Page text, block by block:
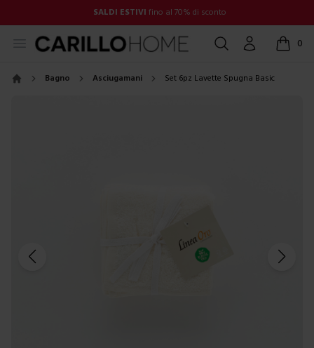
SALDI ESTIVI fino al 70% di sconto
Open menu Cerca Account 0
items
Bagno Asciugamani Set 6pz Lavette Spugna Basic